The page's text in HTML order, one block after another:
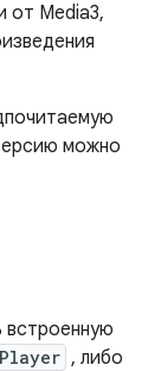
от Media3,
можно
встроенную
, либо